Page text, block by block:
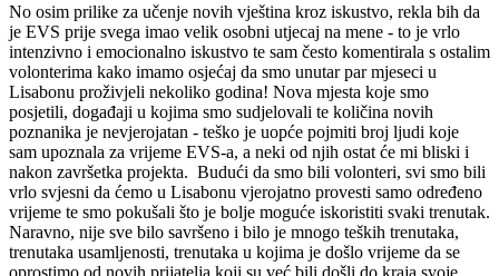
No osim prilike za učenje novih vještina kroz iskustvo, rekla bih da
je EVS prije svega imao velik osobni utjecaj na mene - to je vrlo
intenzivno i emocionalno iskustvo te sam često komentirala s ostalim
volonterima kako imamo osjećaj da smo unutar par mjeseci u
Lisabonu proživjeli nekoliko godina! Nova mjesta koje smo
posjetili, događaji u kojima smo sudjelovali te količina novih
poznanika je nevjerojatan - teško je uopće pojmiti broj ljudi koje
sam upoznala za vrijeme EVS-a, a neki od njih ostat će mi bliski i
nakon završetka projekta. Budući da smo bili volonteri, svi smo bili
vrlo svjesni da ćemo u Lisabonu vjerojatno provesti samo određeno
vrijeme te smo pokušali što je bolje moguće iskoristiti svaki trenutak.
Naravno, nije sve bilo savršeno i bilo je mnogo teških trenutaka,
trenutaka usamljenosti, trenutaka u kojima je došlo vrijeme da se
oprostimo od novih prijatelja koji su već bili došli do kraja svoje